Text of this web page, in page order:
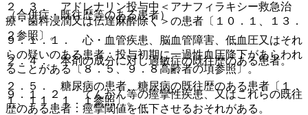
（合併症・既往歴等のある患者）
９．１．１． 心・血管疾患、脳血管障害、低血圧又はそれ
らの疑いのある患者：投与初期に一過性血圧降下があらわれ
ることがある〔８．５、９．８高齢者の項参照〕。
９．１．２． てんかん等の痙攣性疾患、又はこれらの既往
歴のある患者：痙攣閾値を低下させるおそれがある。
２．３． アドレナリン投与中＜アナフィラキシー救急治
療・歯科浸潤又は伝達麻酔除く＞の患者〔１０．１、１３．
２参照〕。
２．４． 本剤の成分に対し過敏症の既往歴のある患者。
２．５． 糖尿病の患者、糖尿病の既往歴のある患者〔１．
１、１１．１．１参照〕。